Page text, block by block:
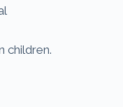
children.